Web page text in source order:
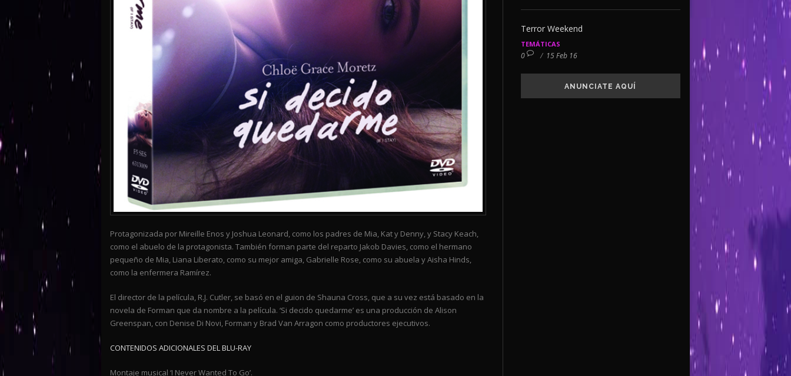
Protagonizada por Mireille Enos y Joshua Leonard, como los padres de Mia, Kat y Denny, y Stacy Keach,
como el abuelo de la protagonista. También forman parte del reparto Jakob Davies, como el hermano
pequeño de Mia, Liana Liberato, como su mejor amiga, Gabrielle Rose, como su abuela y Aisha Hinds,
como la enfermera Ramírez.
El director de la película, R.J. Cutler, se basó en el guion de Shauna Cross, que a su vez está basado en la
novela de Forman que da nombre a la película. ‘Si decido quedarme’ es una producción de Alison
Greenspan, con Denise Di Novi, Forman y Brad Van Arragon como productores ejecutivos.
CONTENIDOS ADICIONALES DEL BLU-RAY
Montaje musical ‘I Never Wanted To Go’.
Terror Weekend
TEMÁTICAS
0 / 15 Feb 16
ANUNCIATE AQUÍ